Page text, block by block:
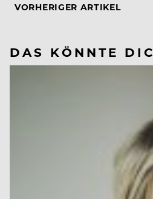
VORHERIGER ARTIKEL
DAS KÖNNTE